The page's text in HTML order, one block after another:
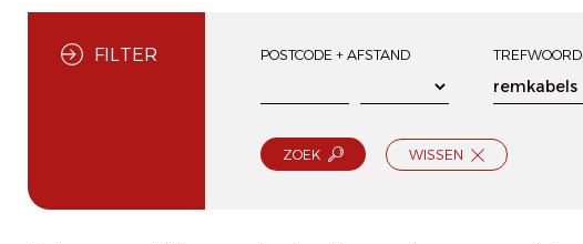
FILTER POSTCODE + AFSTAND TREFWOORD
ZOEK WISSEN